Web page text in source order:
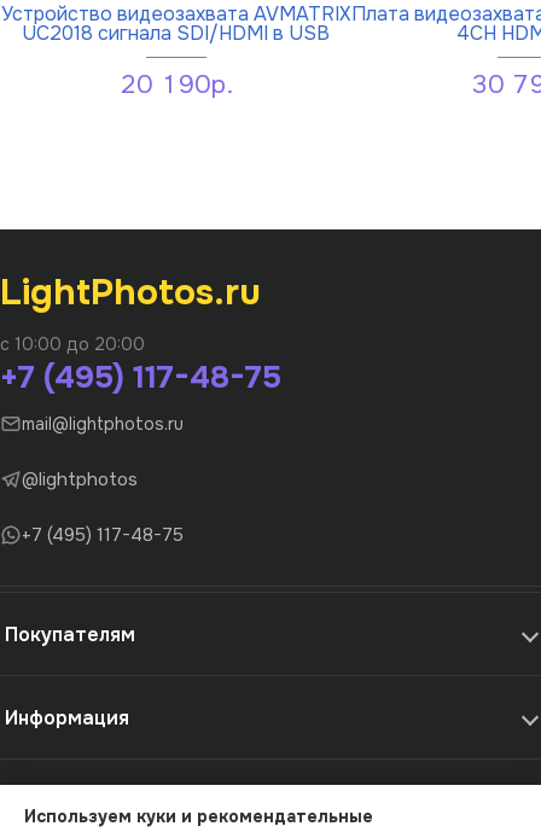
Устройство видеозахвата AVMATRIX
UC2018 сигнала SDI/HDMI в USB
20 190р.
Плата
4CH
30
LightPhotos.ru
с 10:00 до 20:00
+7 (495) 117-48-75
mail@lightphotos.ru
@lightphotos
+7 (495) 117-48-75
Покупателям
Информация
Используем куки и рекомендательные